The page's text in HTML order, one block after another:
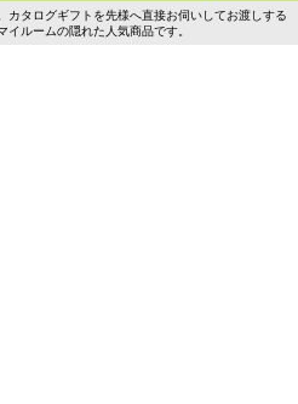
カタログギフトを先様へ直接お伺いしてお渡しする
イルームの隠れた人気商品です。